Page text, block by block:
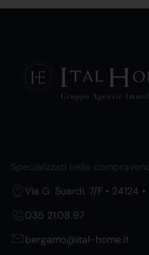
Specializzati nella
Via G. Suardi, 7/F • 24124
035 21.08.97
bergamo@ital-home.it